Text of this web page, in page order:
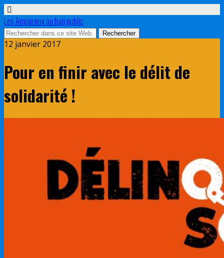
Les Amoureux au ban public
12 janvier 2017
Pour en finir avec le délit de
solidarité !